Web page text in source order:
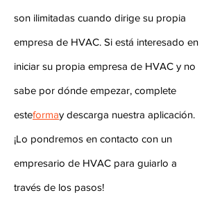
son ilimitadas cuando dirige su propia
empresa de HVAC. Si está interesado en
iniciar su propia empresa de HVAC y no
sabe por dónde empezar, complete
esteformay descarga nuestra aplicación.
¡Lo pondremos en contacto con un
empresario de HVAC para guiarlo a
través de los pasos!